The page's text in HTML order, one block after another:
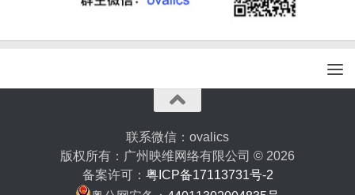
联系微信：ovalics
版权所有：广州映维网络有限公司 © 2026
备案许可： 粤ICP备17113731号-2